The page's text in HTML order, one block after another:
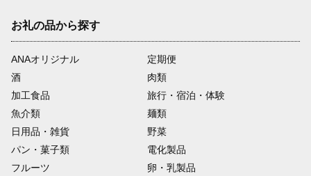
お礼の品から探す
ANAオリジナル
定期便
酒
肉類
加工食品
旅行・宿泊・体験
魚介類
麺類
日用品・雑貨
野菜
パン・菓子類
電化製品
フルーツ
卵・乳製品